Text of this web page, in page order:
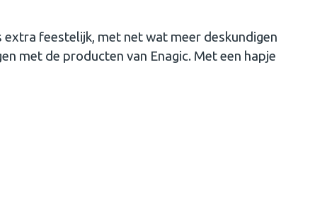
feestelijk, met net wat meer deskundigen
met de producten van Enagic. Met een hapje